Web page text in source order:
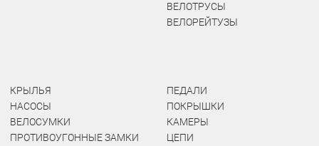
ВЕЛОТРУСЫ
ВЕЛОРЕЙТУЗЫ
КРЫЛЬЯ
НАСОСЫ
ВЕЛОСУМКИ
ПРОТИВОУГОННЫЕ ЗАМКИ
ПЕДАЛИ
ПОКРЫШКИ
КАМЕРЫ
ЦЕПИ